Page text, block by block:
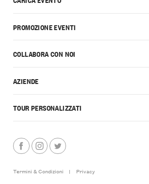
PROMOZIONE EVENTI
COLLABORA CON NOI
AZIENDE
TOUR PERSONALIZZATI
Termini & Condizioni |
Privacy